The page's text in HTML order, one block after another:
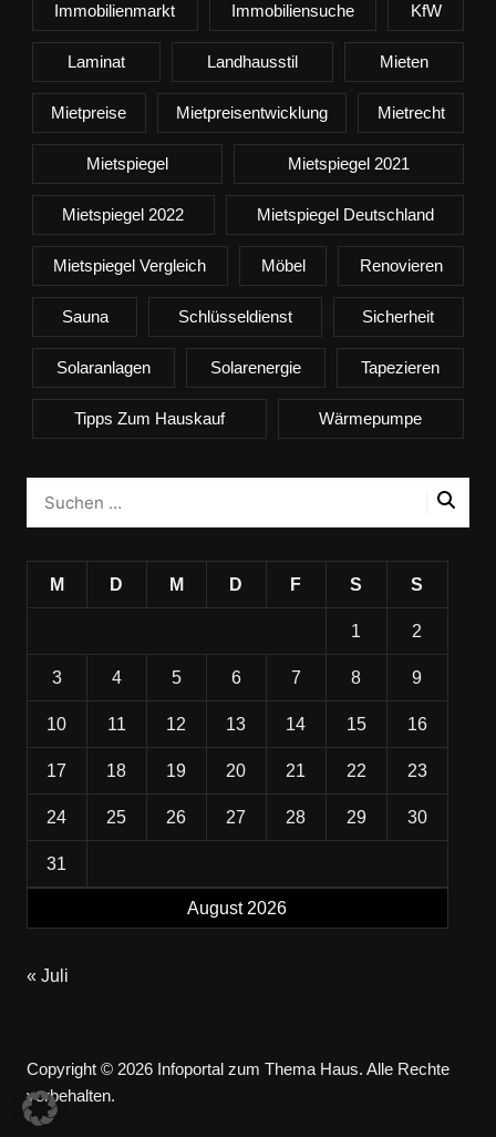
Immobilienmarkt Immobiliensuche KfW
Laminat Landhausstil Mieten
Mietpreise Mietpreisentwicklung Mietrecht
Mietspiegel Mietspiegel 2021
Mietspiegel 2022 Mietspiegel Deutschland
Mietspiegel Vergleich Möbel Renovieren
Sauna Schlüsseldienst Sicherheit
Solaranlagen Solarenergie Tapezieren
Tipps Zum Hauskauf Wärmepumpe
August 2026
M D M D F S S
1 2
3 4 5 6 7 8 9
10 11 12 13 14 15 16
17 18 19 20 21 22 23
24 25 26 27 28 29 30
31
« Juli
Copyright © 2026 Infoportal zum Thema Haus. Alle Rechte
vorbehalten.